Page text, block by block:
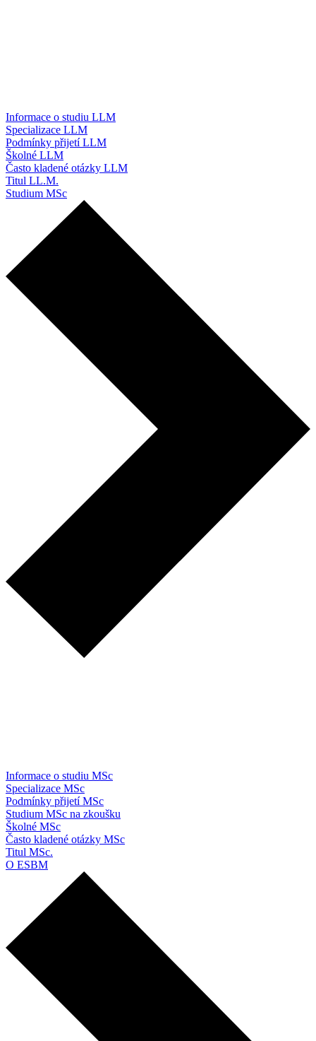
Informace o studiu LLM
Specializace LLM
Podmínky přijetí LLM
Školné LLM
Často kladené otázky LLM
Titul LL.M.
Studium MSc
Informace o studiu MSc
Specializace MSc
Podmínky přijetí MSc
Studium MSc na zkoušku
Školné MSc
Často kladené otázky MSc
Titul MSc.
O ESBM